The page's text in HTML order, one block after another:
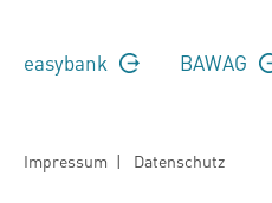
easybank BAWAG
Impressum | Datenschutz